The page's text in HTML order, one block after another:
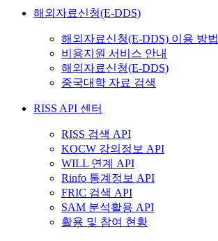
해외자료신청(E-DDS)
해외자료신청(E-DDS) 이용 방법
비용지원 서비스 안내
해외자료신청(E-DDS)
중국대학 자료 검색
RISS API 센터
RISS 검색 API
KOCW 강의정보 API
WILL 연계 API
Rinfo 통계정보 API
FRIC 검색 API
SAM 분석활용 API
활용 및 참여 현황